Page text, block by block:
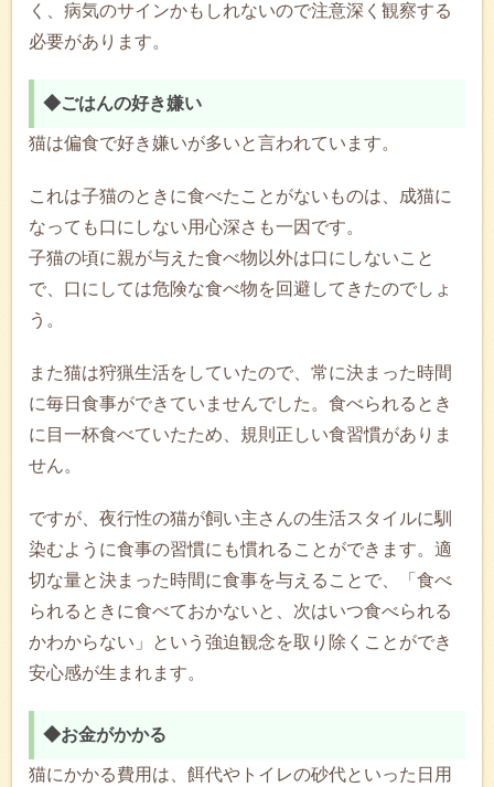
く、病気のサインかもしれないので注意深く観察する
必要があります。
◆ごはんの好き嫌い
猫は偏食で好き嫌いが多いと言われています。
これは子猫のときに食べたことがないものは、成猫に
なっても口にしない用心深さも一因です。
子猫の頃に親が与えた食べ物以外は口にしないこと
で、口にしては危険な食べ物を回避してきたのでしょ
う。
また猫は狩猟生活をしていたので、常に決まった時間
に毎日食事ができていませんでした。食べられるとき
に目一杯食べていたため、規則正しい食習慣がありま
せん。
ですが、夜行性の猫が飼い主さんの生活スタイルに馴
染むように食事の習慣にも慣れることができます。適
切な量と決まった時間に食事を与えることで、「食べ
られるときに食べておかないと、次はいつ食べられる
かわからない」という強迫観念を取り除くことができ
安心感が生まれます。
◆お金がかかる
猫にかかる費用は、餌代やトイレの砂代といった日用